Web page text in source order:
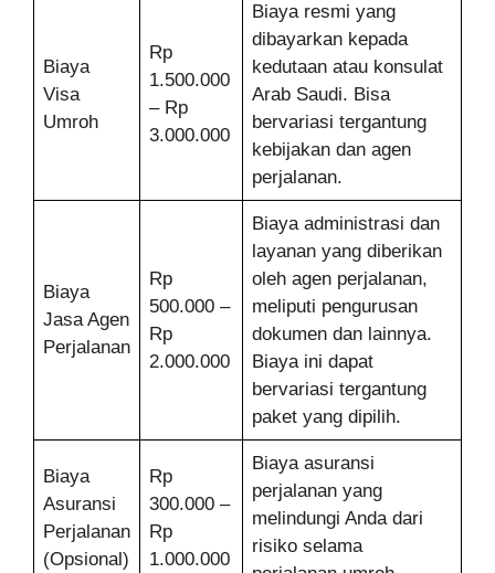
Biaya
Visa
Umroh
Rp
1.500.000
– Rp
3.000.000
Biaya resmi yang
dibayarkan kepada
kedutaan atau konsulat
Arab Saudi. Bisa
bervariasi tergantung
kebijakan dan agen
perjalanan.
Biaya
Jasa Agen
Perjalanan
Rp
500.000 –
Rp
2.000.000
Biaya administrasi dan
layanan yang diberikan
oleh agen perjalanan,
meliputi pengurusan
dokumen dan lainnya.
Biaya ini dapat
bervariasi tergantung
paket yang dipilih.
Biaya
Asuransi
Perjalanan
(Opsional)
Rp
300.000 –
Rp
1.000.000
Biaya asuransi
perjalanan yang
melindungi Anda dari
risiko selama